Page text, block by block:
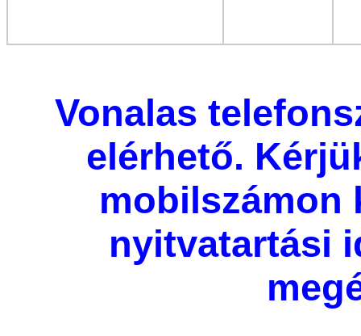
Vonalas
elérhető.
mobilszámon
nyitvatartási